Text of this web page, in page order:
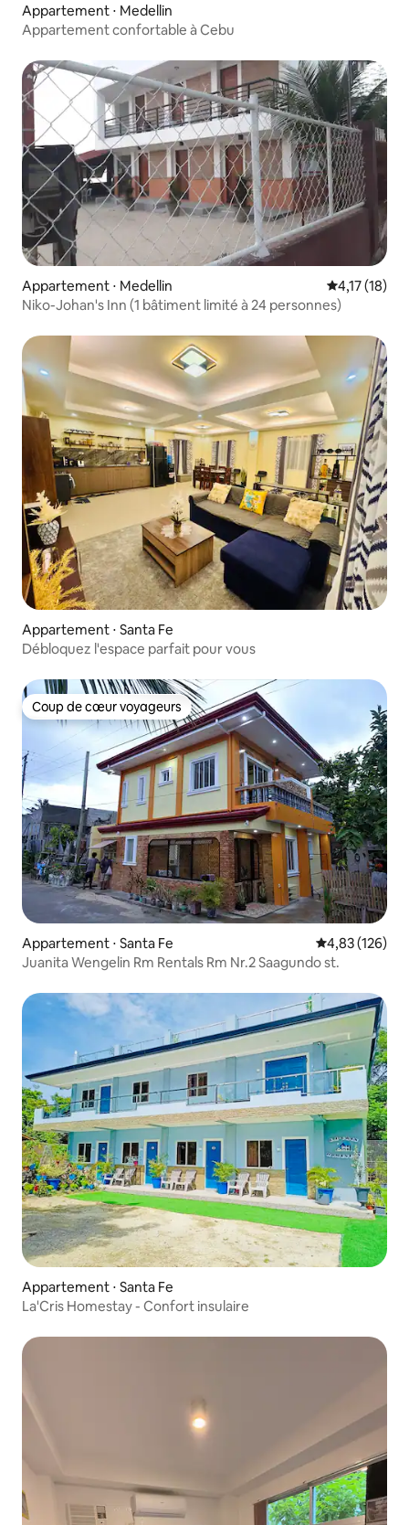
Appartement ⋅ Medellin
Appartement confortable à Cebu
Appartement ⋅ Medellin Évaluation
4,17 (18)
Niko-Johan's Inn (1 bâtiment limité à 24 personnes)
Appartement ⋅ Santa Fe
Débloquez l'espace parfait pour vous
Coup de cœur voyageurs
Coup de cœur voyageurs
Appartement ⋅ Santa Fe Évaluation
4,83 (126)
Juanita Wengelin Rm Rentals Rm Nr.2 Saagundo st.
Appartement ⋅ Santa Fe
La'Cris Homestay - Confort insulaire